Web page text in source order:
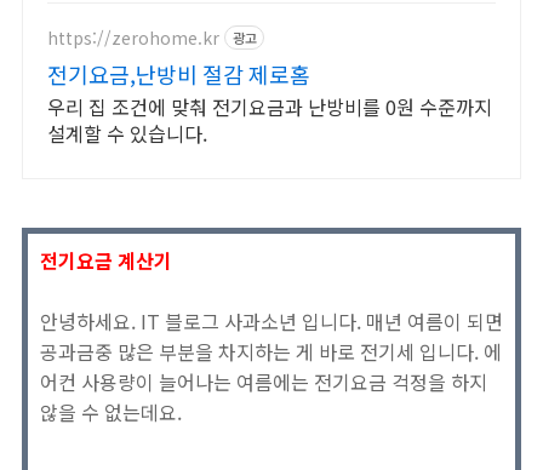
https://zerohome.kr 광고
전기요금,난방비 절감 제로홈
우리 집 조건에 맞춰 전기요금과 난방비를 0원 수준까지
설계할 수 있습니다.
전기요금 계산기
안녕하세요. IT 블로그 사과소년 입니다. 매년 여름이 되면
공과금중 많은 부분을 차지하는 게 바로 전기세 입니다. 에
어컨 사용량이 늘어나는 여름에는 전기요금 걱정을 하지
않을 수 없는데요.